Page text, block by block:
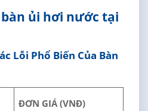
bàn ủi hơi nước tại
Lỗi Phổ Biến Của Bàn
ĐƠN GIÁ (VNĐ)